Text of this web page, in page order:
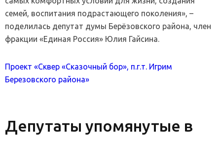
семей, воспитания подрастающего поколения», –
поделилась депутат думы Берёзовского района, член
фракции «Единая Россия» Юлия Гайсина.
Проект «Сквер «Сказочный бор», п.г.т. Игрим
Березовского района»
Депутаты упомянутые в